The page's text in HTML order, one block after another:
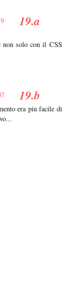
non solo con il CSS
era piu facile di